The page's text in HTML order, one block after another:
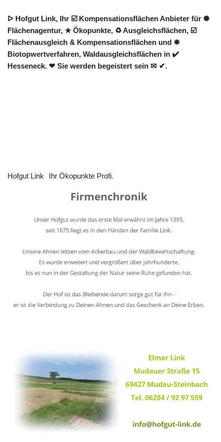
ᐅ Hofgut Link, Ihr ☑️ Kompensationsflächen Anbieter für ✺
Flächenagentur, ★ Ökopunkte, ♻ Ausgleichsflächen, ☑️
Flächenausgleich & Kompensationsflächen und ✹
Biotopwertverfahren, Waldausgleichsflächen in ✔️
Hesseneck. ❤ Sie werden begeistert sein ✉ ✔.
Hofgut Link Ihr Ökopunkte Profi.